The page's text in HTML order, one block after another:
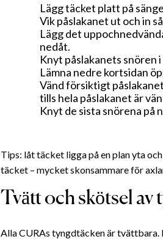
Lägg täcket platt på
Vik påslakanet ut och in
Lägg det
nedåt.
Knyt påslakanets snören
Lämna nedre kortsidan
Vänd försiktigt
tills hela påslakanet är
Knyt de sista snörena på
Tips: låt täcket ligga på en plan yta
täcket – mycket skonsammare för
Tvätt och skötsel av
Alla CURAs tyngdtäcken är tvättbara.